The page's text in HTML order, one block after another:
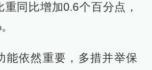
重同比增加0.6个百分点，
能依然重要，多措并举保